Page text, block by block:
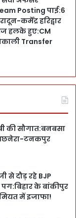
Posting पाई:6
कर्मेंद्र हरिद्वार
हलके हुए:CM
Transfer
की सौगात:बनबसा
टनकपुर
से दौड़ रहे BJP
पग:बिहार के बांकीपुर
में इजाफा!